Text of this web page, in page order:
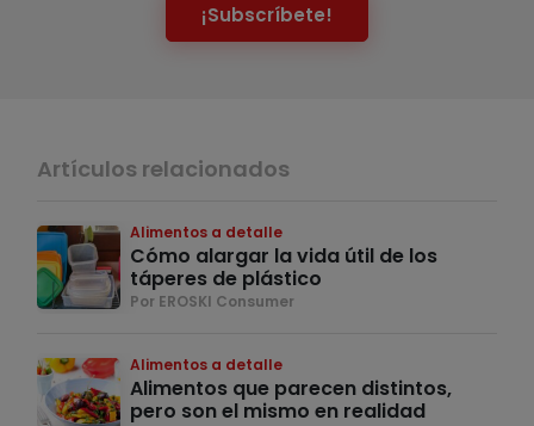
¡Subscríbete!
Artículos relacionados
Alimentos a detalle
Cómo alargar la vida útil de los
táperes de plástico
Por EROSKI Consumer
Alimentos a detalle
Alimentos que parecen distintos,
pero son el mismo en realidad